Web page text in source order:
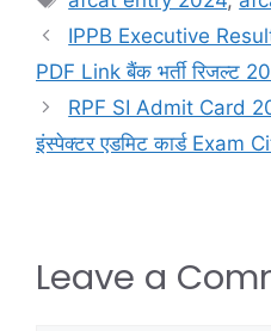
IPPB Executive
PDF Link बैंक भर्ती रिजल्ट
RPF SI Admit Card
इंस्पेक्टर एडमिट कार्ड Exam
Leave a